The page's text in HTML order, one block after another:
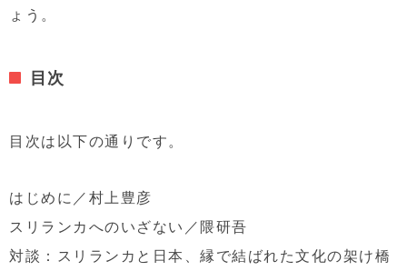
ょう。
目次
目次は以下の通りです。
はじめに／村上豊彦
スリランカへのいざない／隈研吾
対談：スリランカと日本、縁で結ばれた文化の架け橋